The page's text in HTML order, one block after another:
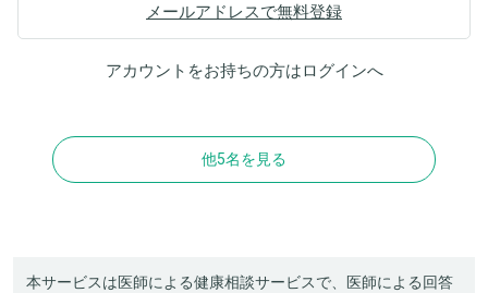
メールアドレスで無料登録
アカウントをお持ちの方はログインへ
他5名を見る
本サービスは医師による健康相談サービスで、医師による回答